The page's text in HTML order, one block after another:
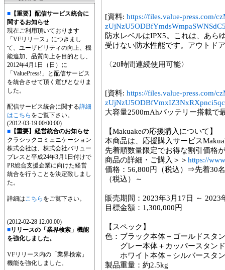
■ 【重要】配信サービス統合に
関するお知らせ
現在ご利用頂いております
「VFリリース」につきまし
て、ユーザビリティの向上、機
能追加、品質向上を目的とし、
2012年4月1日（日）に
「ValuePress!」と配信サービス
を統合させて頂く運びとなりま
した。
配信サービス統合に関する詳細
はこちら をご覧下さい。
(2012-03-19 00:00:00)
■ 【重要】経営統合のお知らせ
クラシックコミュニケーション
株式会社は、株式会社バリュー
プレスと平成24年3月1日付けで
PR総合支援企業に向けた経営
統合を行うことを決定致しまし
た。
詳細はこちら をご覧下さい。
(2012-02-28 12:00:00)
■リリースの「業界検索」機能
を強化しました。
VFリリース内の「業界検索」
機能を強化しました。
[資料: https://files.value-press.com/
防水レベルはIPX5。これは、あら
受けない防水性能です。アウトド
〈20時間連続使用可能〉
[資料: https://files.value-press.com/
大容量2500mAhバッテリー搭載で
【Makuakeの応援購入について】
本商品は、応援購入サービス
先着順数量限定でお得な割引価格
商品の詳細・ご購入＞＞ https://
価格：56,800円（税込）⇒先着30
（税込）～
販売期間：2023年3月17日 ～ 2023
目標金額：1,300,000円
【スペック】
色：ブラック本体＋ゴールドスタ
グレー本体＋カッパースタンド
ホワイト本体＋シルバースタ
製品重量：約2.5kg